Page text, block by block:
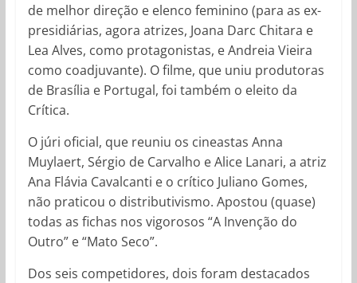
de melhor direção e elenco feminino (para as ex-
presidiárias, agora atrizes, Joana Darc Chitara e
Lea Alves, como protagonistas, e Andreia Vieira
como coadjuvante). O filme, que uniu produtoras
de Brasília e Portugal, foi também o eleito da
Crítica.
O júri oficial, que reuniu os cineastas Anna
Muylaert, Sérgio de Carvalho e Alice Lanari, a atriz
Ana Flávia Cavalcanti e o crítico Juliano Gomes,
não praticou o distributivismo. Apostou (quase)
todas as fichas nos vigorosos “A Invenção do
Outro” e “Mato Seco”.
Dos seis competidores, dois foram destacados